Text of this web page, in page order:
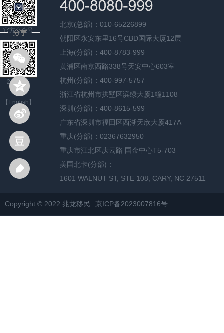
官方公众号
24H微信
【English】
北京(总部)：010-65226899
朝阳区永安东里16号CBD国际大厦12层
上海(分部)：400-8783-999
黄浦区南京西路338号天安中心603室
杭州(分部)：400-997-5757
浙江省杭州市拱墅区滨绿大厦1幢1108
深圳(分部)：400-8615-599
广东省深圳市福田区西湖天欣大厦417A
重庆(分部)：02367632950
重庆市江北区庆云路 国金中心T5-703
美国北卡(分部)：
1601 WALNUT ST, STE 108, CARY, NC 27511
Copyright © 2022 兆龙移民 京ICP备2023007816号